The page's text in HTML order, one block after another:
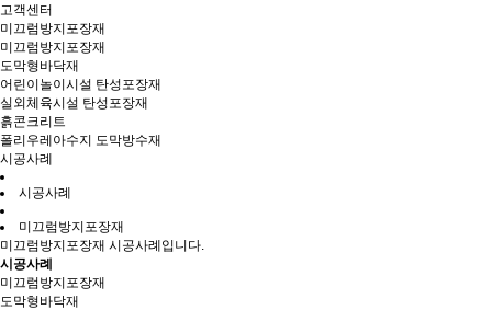
고객센터
미끄럼방지포장재
미끄럼방지포장재
도막형바닥재
어린이놀이시설 탄성포장재
실외체육시설 탄성포장재
흙콘크리트
폴리우레아수지 도막방수재
시공사례
시공사례
미끄럼방지포장재
미끄럼방지포장재 시공사례입니다.
시공사례
미끄럼방지포장재
도막형바닥재